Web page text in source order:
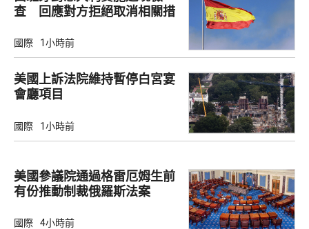
查 回應對方拒絕取消相關措
國際 1小時前
美國上訴法院維持暫停白宮宴
會廳項目
國際 1小時前
美國參議院通過格雷厄姆生前
有份推動制裁俄羅斯法案
國際 4小時前